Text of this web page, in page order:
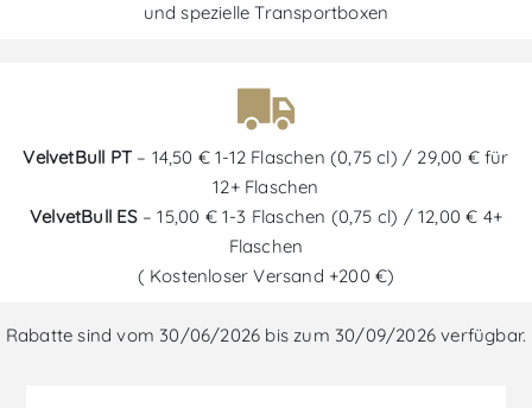
und spezielle Transportboxen
VelvetBull PT – 14,50 € 1-12 Flaschen (0,75 cl) / 29,00 € für
12+ Flaschen
VelvetBull ES– 15,00 € 1-3 Flaschen (0,75 cl) / 12,00 € 4+
Flaschen
( Kostenloser Versand +200 €)
Rabatte sind vom 30/06/2026 bis zum 30/09/2026 verfügbar.